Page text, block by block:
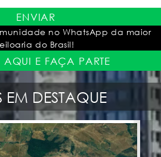
ENVIAR
no WhatsApp da maior
do Brasil!
AQUI E FAÇA PARTE
EM DESTAQUE